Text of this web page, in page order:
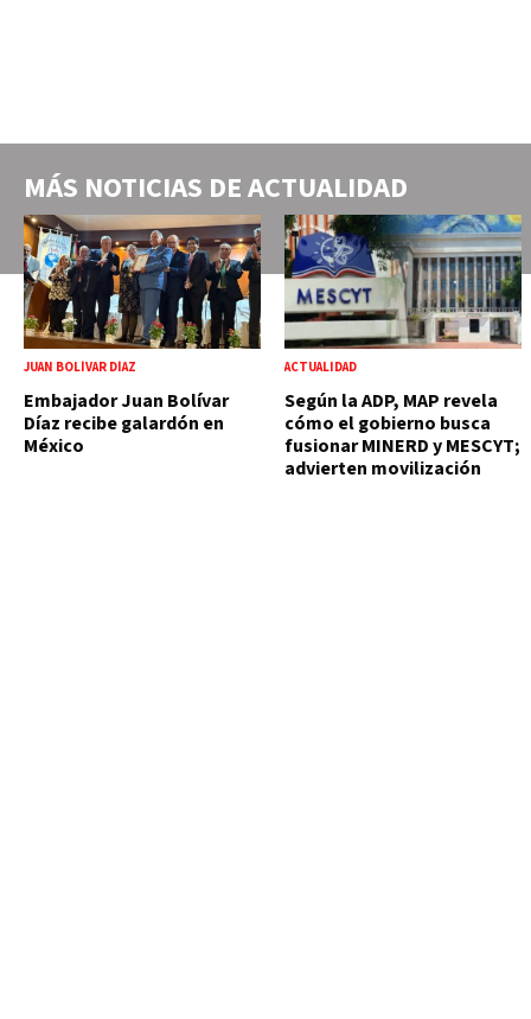
MÁS NOTICIAS DEACTUALIDAD
JUAN BOLÍVAR DÍAZ
Embajador Juan Bolívar
Díaz recibe galardón en
México
ACTUALIDAD
Según la ADP, MAP revela
cómo el gobierno busca
fusionar MINERD y MESCYT;
advierten movilización